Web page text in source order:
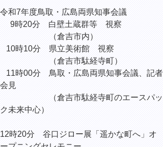
令和7年度鳥取・広島両県知事会議
9時20分 白壁土蔵群等 視察
（倉吉市内）
10時10分 県立美術館 視察
（倉吉市駄経寺町）
11時00分 鳥取・広島両県知事会議、記者
会見
（倉吉市駄経寺町のエースパッ
ク未来中心）
12時20分 谷口ジロー展「遥かな町へ」オ